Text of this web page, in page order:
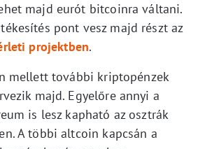
majd eurót bitcoinra váltani.
pont vesz majd részt az
projektben.
mellett további kriptopénzek
majd. Egyelőre annyi a
is lesz kapható az osztrák
A többi altcoin kapcsán a